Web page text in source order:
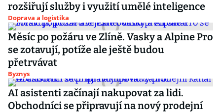
rozšiřují služby i využití umělé inteligence
Doprava a logistika
Měsíc po požáru ve Zlíně. Vasky a Alpine Pro
se zotavují, potíže ale ještě budou
přetrvávat
Byznys
AI asistenti začínají nakupovat za lidi.
Obchodníci se připravují na nový prodejní